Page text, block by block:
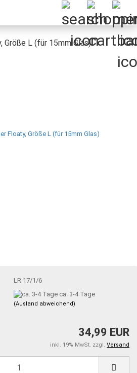
Größe L (für 15mm Glas)
LR 17/1/6
ca. 3-4 Tage
(Ausland abweichend)
34,99 EUR
inkl. 19% MwSt. zzgl. Versand